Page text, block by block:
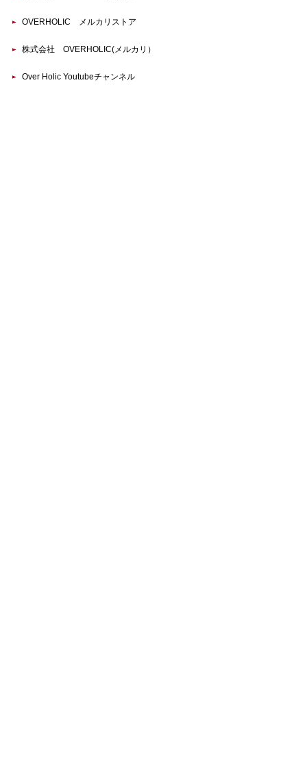
OVERHOLIC メルカリストア
株式会社 OVERHOLIC(メルカリ）
Over Holic Youtubeチャンネル